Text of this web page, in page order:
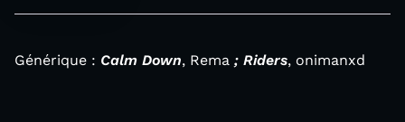
Générique : Calm Down, Rema ; Riders, onimanxd